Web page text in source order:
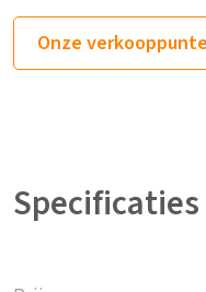
Onze
Specificaties